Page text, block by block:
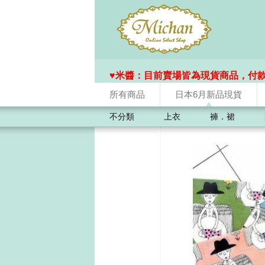
所有商品 日本6月新品現貨
♥️米醬：目前賣場皆為現貨商品，付
不分類 上衣 褲．裙